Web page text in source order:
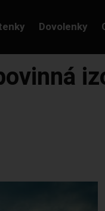
Dovolenky